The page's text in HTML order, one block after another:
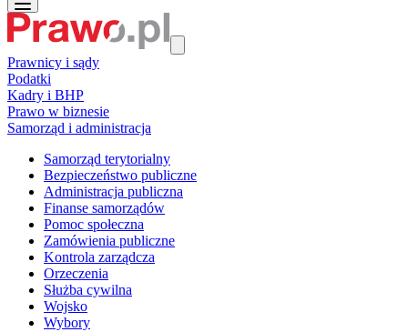
Prawnicy i sądy
Podatki
Kadry i BHP
Prawo w biznesie
Samorząd i administracja
Samorząd terytorialny
Bezpieczeństwo publiczne
Administracja publiczna
Finanse samorządów
Pomoc społeczna
Zamówienia publiczne
Kontrola zarządcza
Orzeczenia
Służba cywilna
Wojsko
Wybory